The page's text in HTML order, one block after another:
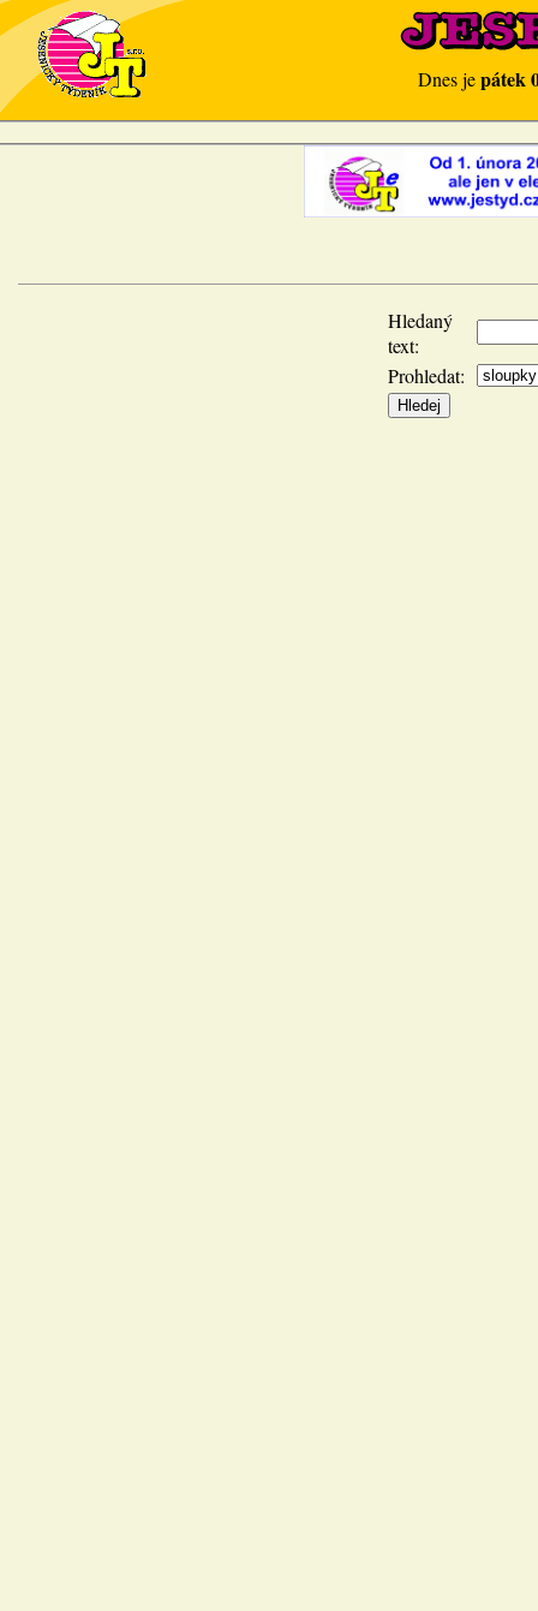
Dnes jepátek
Hledaný
text:
Prohledat: